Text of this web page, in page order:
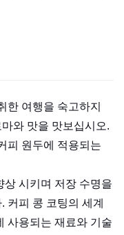
한 여행을 숙고하지
와 맛을 맛보십시오.
피 원두에 적용되는
상 시키며 저장 수명을
커피 콩 코팅의 세계
사용되는 재료와 기술